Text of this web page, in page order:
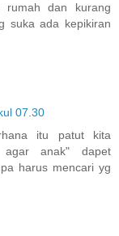
rumah dan kurang
suka ada kepikiran
07.30
itu patut kita
anak" dapet
harus mencari yg